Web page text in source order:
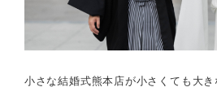
小さな結婚式熊本店が小さくても大き